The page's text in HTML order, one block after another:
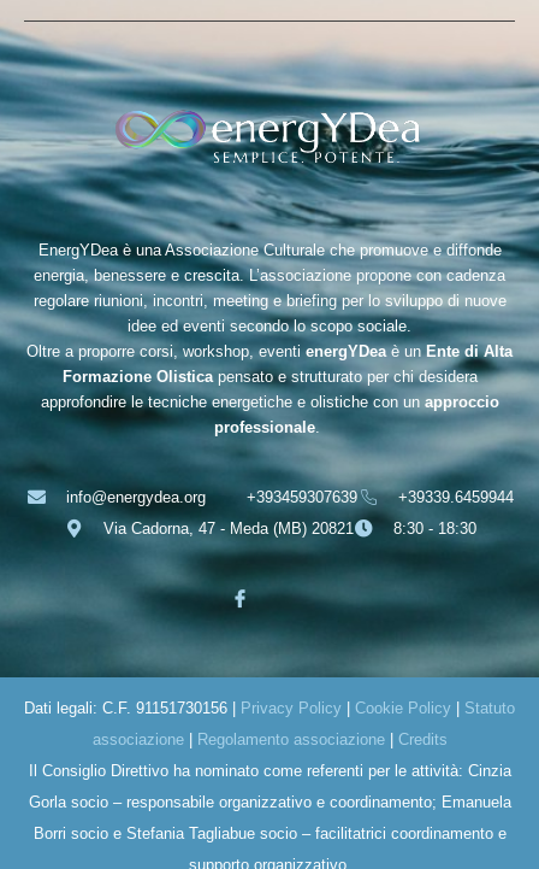
EnergYDea è una Associazione Culturale che promuove e diffonde
energia, benessere e crescita. L’associazione propone con cadenza
regolare riunioni, incontri, meeting e briefing per lo sviluppo di nuove
idee ed eventi secondo lo scopo sociale.
Oltre a proporre corsi, workshop, eventi energYDeaè unEnte di Alta
Formazione Olistica pensato e strutturato per chi desidera
approfondire le tecniche energetiche e olistiche con un approccio
professionale.
info@energydea.org +393459307639
+39339.6459944
Via Cadorna, 47 - Meda (MB) 20821
8:30 - 18:30
Dati legali: C.F. 91151730156 | Privacy Policy Cookie Policy
Statuto
associazione| Regolamento associazione| Credits
Il Consiglio Direttivo ha nominato come referenti per le attività: Cinzia
Gorla socio – responsabile organizzativo e coordinamento; Emanuela
Borri socio e Stefania Tagliabue socio – facilitatrici coordinamento e
supporto organizzativo.